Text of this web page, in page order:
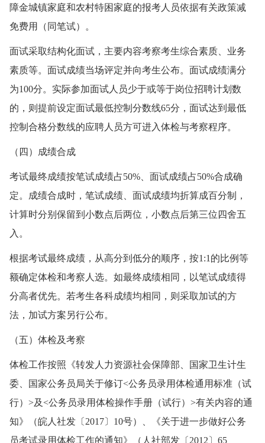
障金城镇家庭和农村特困家庭的报考人员依据有关政策减
免费用（同笔试）。
面试采取结构化面试，主要内容考察考生综合素质、业务
素质等。面试成绩当场评定并向考生公布。面试成绩满分
为100分。实际参加面试人员少于或等于岗位招聘计划数
的，则提前设定面试最低控制分数线65分，面试达到最低
控制合格分数线的应聘人员方可进入体检与考察程序。
（四）成绩合成
考试最终成绩按笔试成绩占50%、面试成绩占50%合成确
定。成绩合成时，笔试成绩、面试成绩均折算成百分制，
计算时分别保留到小数点后两位，小数点后第三位四舍五
入。
根据考试最终成绩，从高分到低分的顺序，按1:1的比例等
额确定体检和考察人选。如最终成绩相同，以笔试成绩得
分高者优先。若考生各科成绩均相同，则采取加试的方
法，加试方案另行公布。
（五）体检及考察
体检工作按照《转发人力资源社会保障部、国家卫生计生
委、国家公务员局关于修订<公务员录用体检通用标准（试
行）>及<公务员录用体检操作手册（试行）>有关内容的通
知》（皖人社发〔2017〕10号）、《关于进一步做好公务
员考试录用体检工作的通知》（人社部发〔2012〕65